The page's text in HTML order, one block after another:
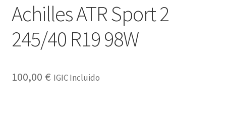
Achilles ATR Sport 2
245/40 R19 98W
100,00 € IGIC Incluido